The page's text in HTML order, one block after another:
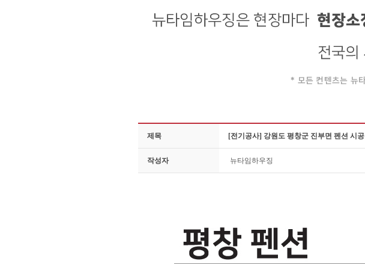
제목 [전기공사] 강원도 평창군 진부면 펜션 시공
작성자 뉴타임하우징